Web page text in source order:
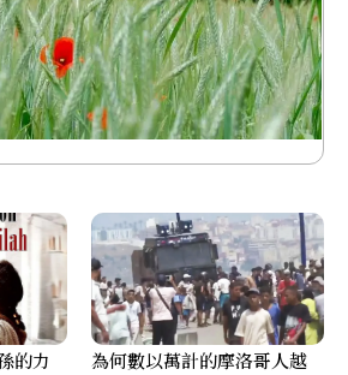
的力
為何數以萬計的摩洛哥人越